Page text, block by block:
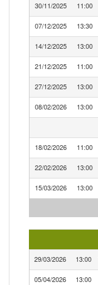
30/11/2025 11:00
07/12/2025 13:30
14/12/2025 13:00
21/12/2025 11:00
27/12/2025 13:00
08/02/2026 13:00
18/02/2026 11:00
22/02/2026 13:00
15/03/2026 13:00
29/03/2026 13:00
05/04/2026 13:00